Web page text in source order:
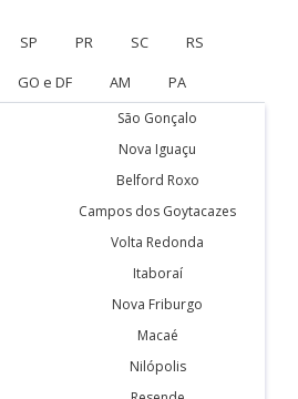
SP PR SC
RS
GO e DF AM PA
São Gonçalo
Nova Iguaçu
Belford Roxo
Campos dos Goytacazes
Volta Redonda
Itaboraí
Nova Friburgo
Macaé
Nilópolis